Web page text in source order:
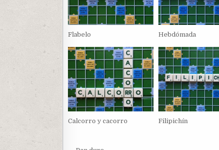
Flabelo Hebdómada
Calcorro y cacorro Filipichín